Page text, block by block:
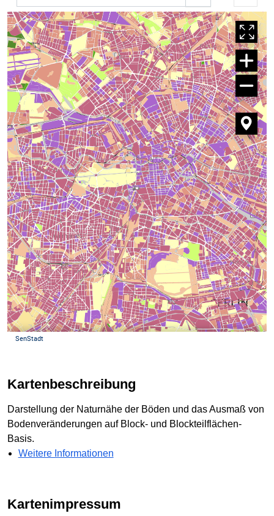
Kartenbeschreibung
Darstellung der Naturnähe der Böden und das Ausmaß von
Bodenveränderungen auf Block- und Blockteilflächen-
Basis.
Weitere Informationen
Kartenimpressum